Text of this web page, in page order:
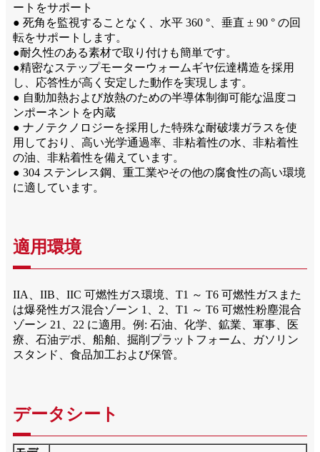
ートをサポート
● 死角を監視することなく、水平 360 °、垂直 ± 90 ° の回
転をサポートします。
●耐久性のある素材で取り付けも簡単です。
●精密なステップモーターウォームギヤ伝達構造を採用
し、応答性が高く安定した動作を実現します。
● 自動加熱および放熱のための半導体制御可能な温度コ
ンポーネントを内蔵
● ナノテクノロジーを採用した特殊な耐破壊ガラスを使
用しており、高い光学通過率、非粘着性の水、非粘着性
の油、非粘着性を備えています。
● 304 ステンレス鋼、重工業やその他の腐食性の高い環境
に適しています。
適用環境
IIA、IIB、IIC 可燃性ガス環境、T1 ～ T6 可燃性ガスまた
は爆発性ガス混合ゾーン 1、2、T1 ～ T6 可燃性粉塵混合
ゾーン 21、22 に適用。例: 石油、化学、鉱業、軍事、医
療、石油デポ、船舶、掘削プラットフォーム、ガソリン
スタンド、食品加工および保管。
データシート